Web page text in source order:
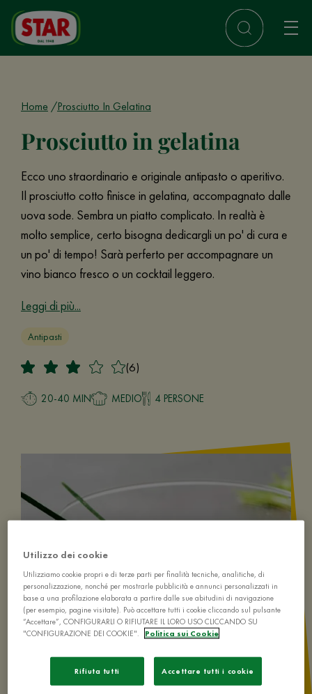
Home Prosciutto In Gelatina
Prosciutto in gelatina
Ecco uno straordinario e originale antipasto o aperitivo.
Il prosciutto cotto finisce in gelatina, accompagnato dalle
uova sode. Sembra un piatto complicato. In realtà è
molto semplice, certo bisogna dedicargli un po' di cura e
un po' di tempo! Sarà perferto per accompagnare un
vino bianco fresco o un cocktail leggero.
Leggi di più...
Antipasti
(6)
20-40 MIN MEDIO 4 PERSONE
Utilizzo dei cookie
Utilizziamo cookie propri e di terze parti per finalità tecniche, analitiche, di
personalizzazione, nonché per mostrarle pubblicità e annunci personalizzati in
base a una profilazione elaborata a partire dalle sue abitudini di navigazione
(per esempio, pagine visitate). Può accettare tutti i cookie cliccando sul pulsante
“Accettare”, CONFIGURARLI O RIFIUTARE IL LORO USO CLICCANDO SU
"CONFIGURAZIONE DEI COOKIE".
Politica sui Cookie
Rifiuta tutti Accettare tutti i cookie